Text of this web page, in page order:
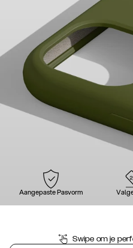
Aangepaste Pasvorm
Swipe om je